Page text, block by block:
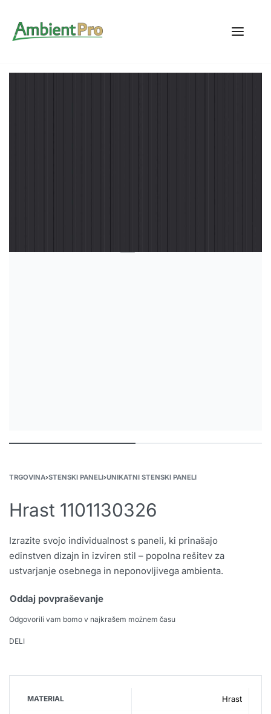
TRGOVINA›STENSKI PANELI›UNIKATNI STENSKI PANELI
Hrast 1101130326
Izrazite svojo individualnost s paneli, ki prinašajo
edinstven dizajn in izviren stil – popolna rešitev za
ustvarjanje osebnega in neponovljivega ambienta.
Oddaj povpraševanje
Odgovorili vam bomo v najkrašem možnem času
DELI
MATERIAL Hrast